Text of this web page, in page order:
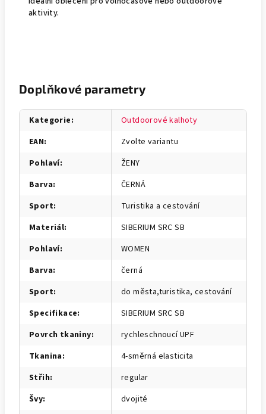
aktivity.
Doplňkové parametry
Kategorie:
Outdoorové kalhoty
EAN:
Zvolte variantu
Pohlaví:
ŽENY
Barva:
ČERNÁ
Sport:
Turistika a cestování
Materiál:
SIBERIUM SRC SB
Pohlaví:
WOMEN
Barva:
černá
Sport:
do města,turistika, cestování
Specifikace:
SIBERIUM SRC SB
Povrch tkaniny:
rychleschnoucí UPF
Tkanina:
4-směrná elasticita
Střih:
regular
Švy:
dvojité